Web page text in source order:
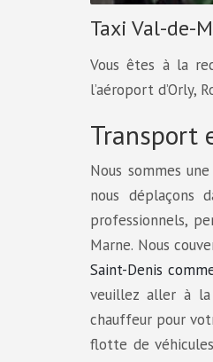
Taxi Val-de-
Vous êtes à la
l’aéroport d’Orly,
Transport
Nous sommes
nous déplaçons
professionnels,
Marne. Nous
Saint-Denis
veuillez aller à la
chauffeur pour
flotte de